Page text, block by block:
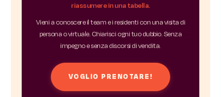
riassumere in una tabella.
Vieni a conoscere il team e i residenti con una visita di
persona o virtuale. Chiarisci ogni tuo dubbio. Senza
impegno e senza discorsi di vendita.
VOGLIO PRENOTARE!